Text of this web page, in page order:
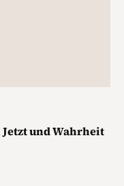
und Wahrheit